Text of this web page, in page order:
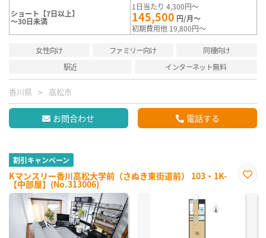
ショート【7日以上】
～30日未満
1日当たり 4,300円～
145,500 円/月～
初期費用他 19,800円～
女性向け ファミリー向け
同棲向け
駅近
インターネット無料
香川県 高松市
お問合わせ 電話する
割引キャンペーン
Kマンスリー香川高松大学前（さぬき東街道前） 103・1K-
【中部屋】(No.313006)
に入